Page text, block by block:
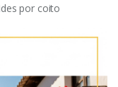
por coito